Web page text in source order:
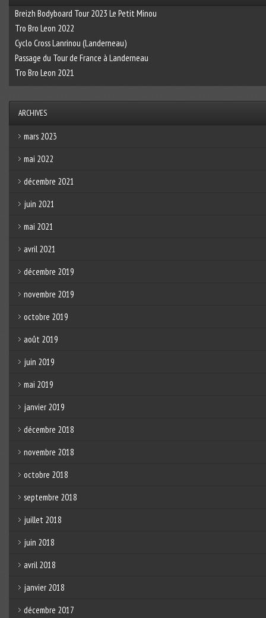
Breizh Bodyboard Tour 2023 Le Petit Minou
Tro Bro Leon 2022
Cyclo Cross Lanrinou (Landerneau)
Passage du Tour de France à Landerneau
Tro Bro Leon 2021
ARCHIVES
mars 2023
mai 2022
décembre 2021
juin 2021
mai 2021
avril 2021
décembre 2019
novembre 2019
octobre 2019
août 2019
juin 2019
mai 2019
janvier 2019
décembre 2018
novembre 2018
octobre 2018
septembre 2018
juillet 2018
juin 2018
avril 2018
janvier 2018
décembre 2017